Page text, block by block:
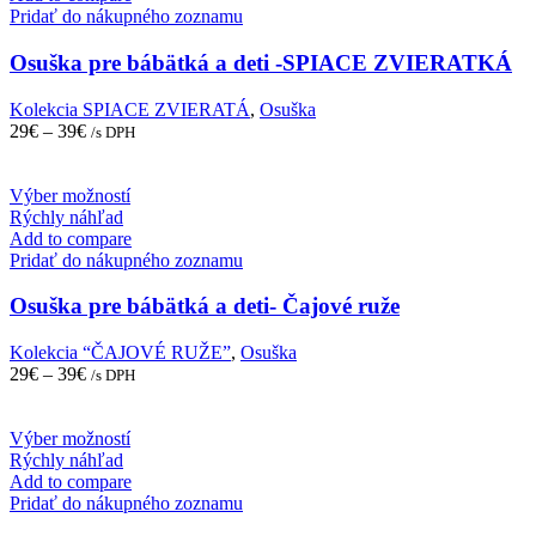
multiple
The
options
may
be
chosen
the
product
Pridať do nákupného zoznamu
Osuška pre bábätká a deti -SPIACE ZVIERATKÁ
Kolekcia SPIACE ZVIERATÁ, Osuška
29€ – 39€ /s DPH
Výber možnostíThis
has
multiple
The
may
be
the
product
page
Rýchly náhľad
Add to compare
Pridať do nákupného zoznamu
Osuška pre bábätká a deti- Čajové ruže
Kolekcia “ČAJOVÉ RUŽE”, Osuška
29€ – 39€ /s DPH
Výber možnostíThis
has
multiple
Rýchly náhľad
Add to compare
Pridať do nákupného zoznamu